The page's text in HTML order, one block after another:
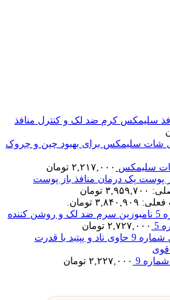
کرم ضد لک و کنترل منافذ
سلیمکس ۲,۲۱۷,۰۰۰ تومان
پک درمان منافذ باز پوست
قیمت اصلی: ۳,۹۵۹,۷۰۰ تومان
تومان.
سرم ضد لک و روشن کننده
5
۲,۷۲۷,۰۰۰ تومان
9 ۲,۲۲۷,۰۰۰ تومان